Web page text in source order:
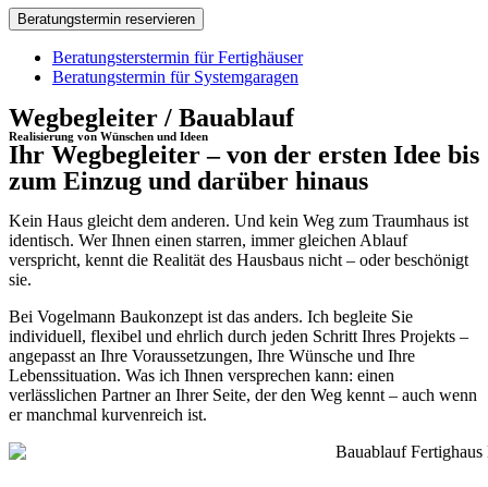
Beratungstermin reservieren
Beratungsterstermin für Fertighäuser
Beratungstermin für Systemgaragen
Wegbegleiter / Bauablauf
Realisierung von Wünschen und Ideen
Ihr Wegbegleiter – von der ersten Idee bis
zum Einzug und darüber hinaus
Kein Haus gleicht dem anderen. Und kein Weg zum Traumhaus ist
identisch. Wer Ihnen einen starren, immer gleichen Ablauf
verspricht, kennt die Realität des Hausbaus nicht – oder beschönigt
sie.
Bei Vogelmann Baukonzept ist das anders. Ich begleite Sie
individuell, flexibel und ehrlich durch jeden Schritt Ihres Projekts –
angepasst an Ihre Voraussetzungen, Ihre Wünsche und Ihre
Lebenssituation. Was ich Ihnen versprechen kann: einen
verlässlichen Partner an Ihrer Seite, der den Weg kennt – auch wenn
er manchmal kurvenreich ist.